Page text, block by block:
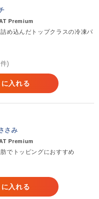
Premium
詰め込んだトップクラスの冷凍パ
)
入れる
さみ
Premium
でトッピングにおすすめ
入れる